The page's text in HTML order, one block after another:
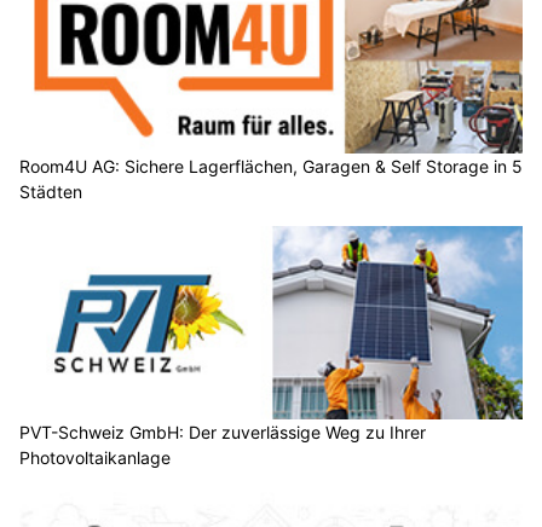
Room4U AG: Sichere Lagerflächen, Garagen & Self Storage in 5
Städten
PVT-Schweiz GmbH: Der zuverlässige Weg zu Ihrer
Photovoltaikanlage